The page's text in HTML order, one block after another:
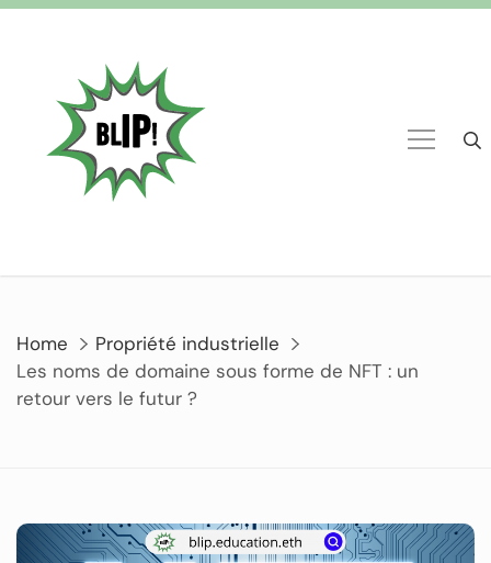
Home
Propriété industrielle
Les noms de domaine sous forme de NFT : un
retour vers le futur ?